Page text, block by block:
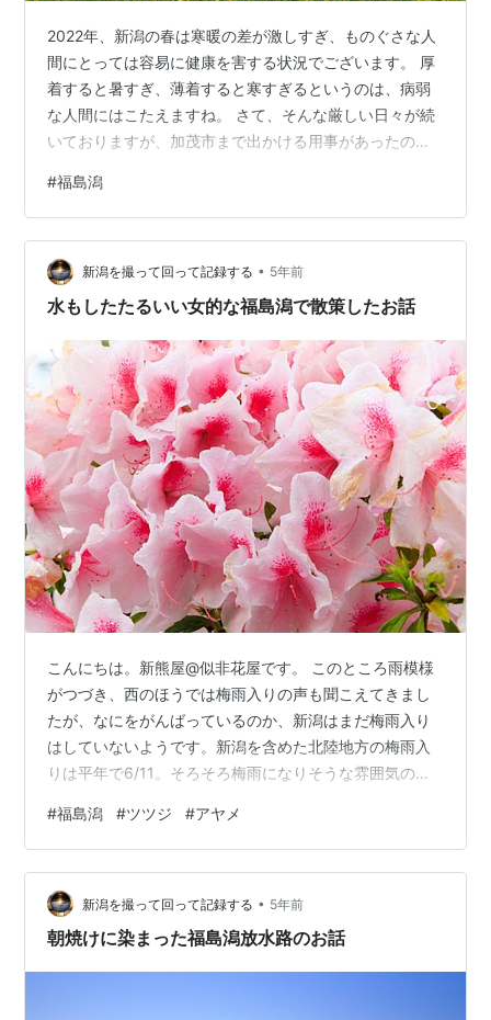
2022年、新潟の春は寒暖の差が激しすぎ、ものぐさな人
間にとっては容易に健康を害する状況でございます。 厚
着すると暑すぎ、薄着すると寒すぎるというのは、病弱
な人間にはこたえますね。 さて、そんな厳しい日々が続
いておりますが、加茂市まで出かける用事があったの
ック。 まず新発田市から移動開始。 途中の新潟市北区の
「福島潟」の菜の花を見て、阿賀野市の「愛着珈琲出湯
温泉喫茶室」に辿り着き、時間調整。 その後、新潟市江
南区の「北方文化博物館」の藤棚夜間ライトアップを見
物。 加茂市までたどり着いたら「加茂川の鯉のぼり」の
#福島潟
新潟を撮って回って記録する • 5年前
水もしたたるいい女的な福島潟で散策したお話
こんにちは。新熊屋@似非花屋です。 このところ雨模様
がつづき、西のほうでは梅雨入りの声も聞こえてきまし
たが、なにをがんばっているのか、新潟はまだ梅雨入り
はしていないようです。新潟を含めた北陸地方の梅雨入
りは平年で6/11。そろそろ梅雨になりそうな雰囲気のな
てきました。 福島潟ってどこ？ 福島潟はここ。 春は菜
の花、夏はオニバス、秋は夕焼け、冬は雪景色と四季を
通して景色を楽しめる福島潟です。基本的に朝夜の風景
撮影がメインのため、この梅雨前後の福島潟にはあまり
来たことがありませんでしたが、いつもと違う景色を楽
#福島潟 #ツツジ #アヤメ
新潟を撮って回って記録する • 5年前
朝焼けに染まった福島潟放水路のお話